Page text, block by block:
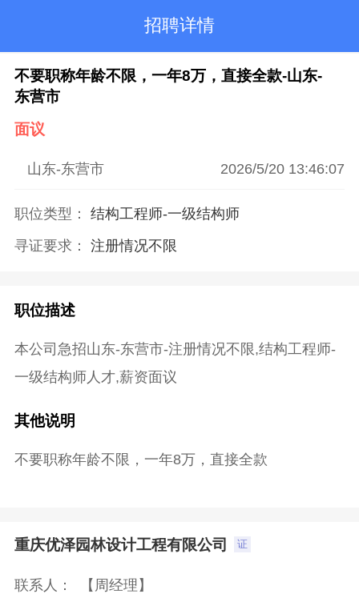
招聘详情
不要职称年龄不限，一年8万，直接全款-山东-
东营市
面议
山东-东营市 2026/5/20 13:46:07
职位类型： 结构工程师-一级结构师
寻证要求： 注册情况不限
职位描述
本公司急招山东-东营市-注册情况不限,结构工程师-
一级结构师人才,薪资面议
其他说明
不要职称年龄不限，一年8万，直接全款
重庆优泽园林设计工程有限公司 证
联系人： 【周经理】